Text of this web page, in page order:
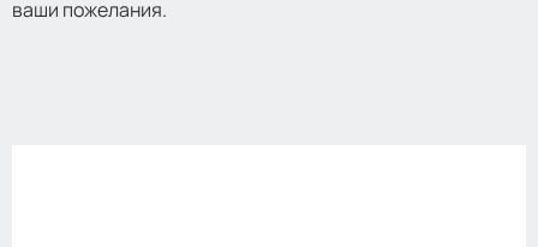
ваши пожелания.